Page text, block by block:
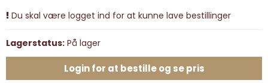
Du skal være logget ind for at kunne lave bestillinger
Lagerstatus: På lager
Login for at bestille og se pris